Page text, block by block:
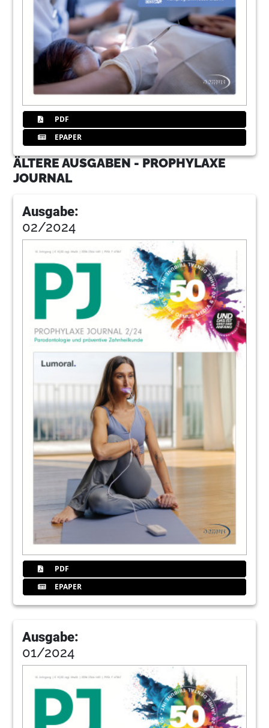
PDF
EPAPER
ÄLTERE AUSGABEN - PROPHYLAXE
JOURNAL
Ausgabe:
02/2024
PDF
EPAPER
Ausgabe:
01/2024